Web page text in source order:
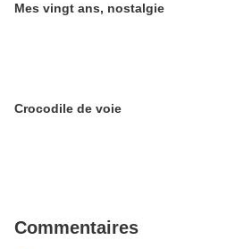
Mes vingt ans, nostalgie
Crocodile de voie
Commentaires